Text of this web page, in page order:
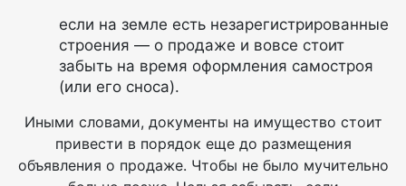
если на земле есть незарегистрированные
строения — о продаже и вовсе стоит
забыть на время оформления самостроя
(или его сноса).
Иными словами, документы на имущество стоит
привести в порядок еще до размещения
объявления о продаже. Чтобы не было мучительно